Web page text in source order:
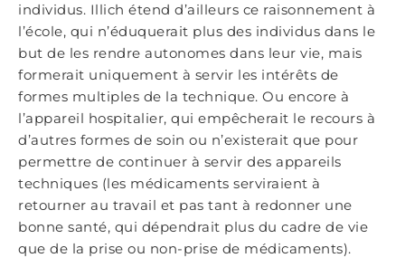
individus. Illich étend d’ailleurs ce raisonnement à
l’école, qui n’éduquerait plus des individus dans le
but de les rendre autonomes dans leur vie, mais
formerait uniquement à servir les intérêts de
formes multiples de la technique. Ou encore à
l’appareil hospitalier, qui empêcherait le recours à
d’autres formes de soin ou n’existerait que pour
permettre de continuer à servir des appareils
techniques (les médicaments serviraient à
retourner au travail et pas tant à redonner une
bonne santé, qui dépendrait plus du cadre de vie
que de la prise ou non-prise de médicaments).